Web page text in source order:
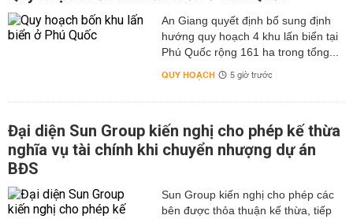
An Giang quyết định bổ sung định
hướng quy hoạch 4 khu lấn biển tại
Phú Quốc rộng 161 ha trong tổng...
QUY HOẠCH 5 giờ trước
Đại diện Sun Group kiến nghị cho phép kế thừa
nghĩa vụ tài chính khi chuyển nhượng dự án
BĐS
Sun Group kiến nghị cho phép các
bên được thỏa thuận kế thừa, tiếp